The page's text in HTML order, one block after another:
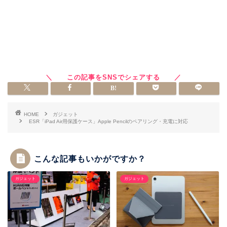
HOME
ガジェット
ESR「iPad Air用保護ケース」Apple Pencilのペアリング・充電に対応
こんな記事もいかがですか？
ガジェット ガジェット